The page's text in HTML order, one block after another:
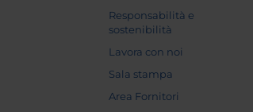
Responsabilità e
sostenibilità
Lavora con noi
Sala stampa
Area Fornitori